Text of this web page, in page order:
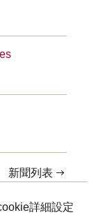
新聞列表
詳細設定